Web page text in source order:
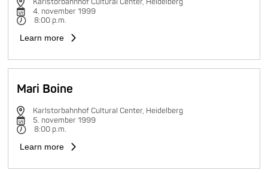
4. november 1999
8:00 p.m.
Learn more
Mari Boine
Karlstorbahnhof Cultural Center, Heidelberg
5. november 1999
8:00 p.m.
Learn more